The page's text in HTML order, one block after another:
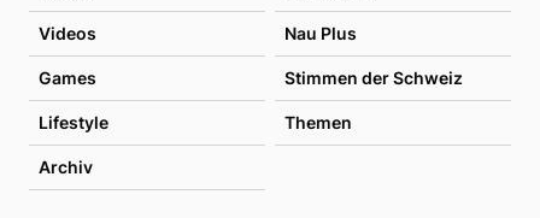
Videos Nau Plus
Games Stimmen der Schweiz
Lifestyle Themen
Archiv